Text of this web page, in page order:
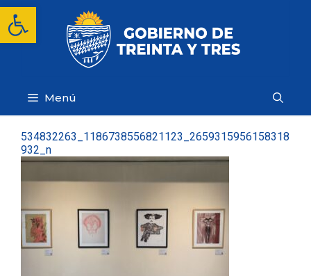
Abrir barra de herramientas
Saltar
contenido
Menú
534832263_1186738556821123_2659315956158318
932_n